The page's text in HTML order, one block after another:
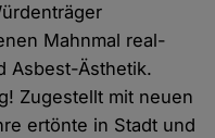
Mahnmal real-
Asbest-Ästhetik.
Zugestellt mit neuen
ertönte in Stadt und